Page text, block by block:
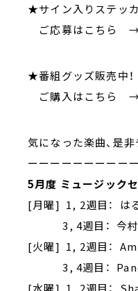
★サイン入りステッ
ご応募はこちら
★番組グッズ販売中！
ご購入はこちら
気になった楽曲、是
ーーーーーーーーー
5月度 ミュージック
[月曜] 1, 2週目： は
3, 4週目： 今村
[火曜] 1, 2週目：
3, 4週目：
[水曜] 1, 2週目：